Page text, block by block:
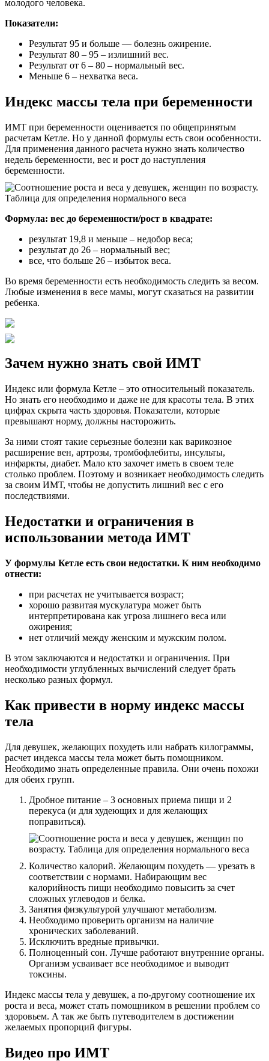
молодого человека.
Показатели:
Результат 95 и больше — болезнь ожирение.
Результат 80 – 95 – излишний вес.
Результат от 6 – 80 – нормальный вес.
Меньше 6 – нехватка веса.
Индекс массы тела при беременности
ИМТ при беременности оценивается по общепринятым
расчетам Кетле. Но у данной формулы есть свои особенности.
Для применения данного расчета нужно знать количество
недель беременности, вес и рост до наступления
беременности.
Формула: вес до беременности/рост в квадрате:
результат 19,8 и меньше – недобор веса;
результат до 26 – нормальный вес;
все, что больше 26 – избыток веса.
Во время беременности есть необходимость следить за весом.
Любые изменения в весе мамы, могут сказаться на развитии
ребенка.
Зачем нужно знать свой ИМТ
Индекс или формула Кетле – это относительный показатель.
Но знать его необходимо и даже не для красоты тела. В этих
цифрах скрыта часть здоровья. Показатели, которые
превышают норму, должны насторожить.
За ними стоят такие серьезные болезни как варикозное
расширение вен, артрозы, тромбофлебиты, инсульты,
инфаркты, диабет. Мало кто захочет иметь в своем теле
столько проблем. Поэтому и возникает необходимость следить
за своим ИМТ, чтобы не допустить лишний вес с его
последствиями.
Недостатки и ограничения в
использовании метода ИМТ
У формулы Кетле есть свои недостатки. К ним необходимо
отнести:
при расчетах не учитывается возраст;
хорошо развитая мускулатура может быть
интерпретирована как угроза лишнего веса или
ожирения;
нет отличий между женским и мужским полом.
В этом заключаются и недостатки и ограничения. При
необходимости углубленных вычислений следует брать
несколько разных формул.
Как привести в норму индекс массы
тела
Для девушек, желающих похудеть или набрать килограммы,
расчет индекса массы тела может быть помощником.
Необходимо знать определенные правила. Они очень похожи
для обеих групп.
Дробное питание – 3 основных приема пищи и 2
перекуса (и для худеющих и для желающих
поправиться).
Количество калорий. Желающим похудеть — урезать в
соответствии с нормами. Набирающим вес
калорийность пищи необходимо повысить за счет
сложных углеводов и белка.
Занятия физкультурой улучшают метаболизм.
Необходимо проверить организм на наличие
хронических заболеваний.
Исключить вредные привычки.
Полноценный сон. Лучше работают внутренние органы.
Организм усваивает все необходимое и выводит
токсины.
Индекс массы тела у девушек, а по-другому соотношение их
роста и веса, может стать помощником в решении проблем со
здоровьем. А так же быть путеводителем в достижении
желаемых пропорций фигуры.
Видео про ИМТ